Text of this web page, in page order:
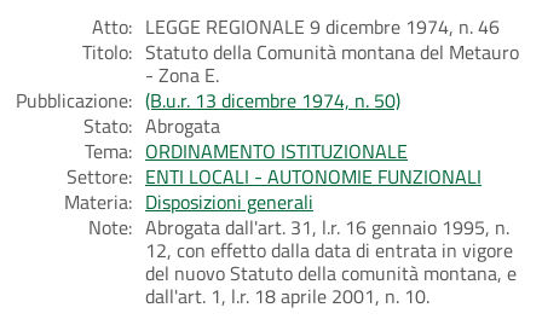
Atto: LEGGE REGIONALE 9 dicembre 1974, n. 46
Titolo: Statuto della Comunità montana del Metauro
- Zona E.
Pubblicazione: (B.u.r. 13 dicembre 1974, n. 50)
Stato: Abrogata
Tema: ORDINAMENTO ISTITUZIONALE
Settore: ENTI LOCALI - AUTONOMIE FUNZIONALI
Materia: Disposizioni generali
Note: Abrogata dall'art. 31, l.r. 16 gennaio 1995, n.
12, con effetto dalla data di entrata in vigore
del nuovo Statuto della comunità montana, e
dall'art. 1, l.r. 18 aprile 2001, n. 10.